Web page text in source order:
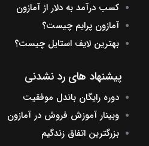
کسب درآمد به دلار از آمازون
آمازون پرایم چیست؟
بهترین لایف استایل چیست؟
پیشنهاد های رد نشدنی
دوره رایگان باندل موفقیت
وبینار آموزش فروش در آمازون
بزرگترین اتفاق زندگیم